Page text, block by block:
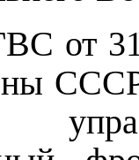
от 31